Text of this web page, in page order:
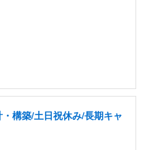
構築/土日祝休み/長期キャ